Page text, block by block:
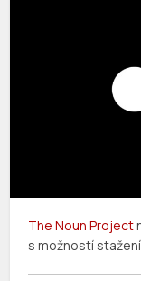
The Noun Project
s možností stažení